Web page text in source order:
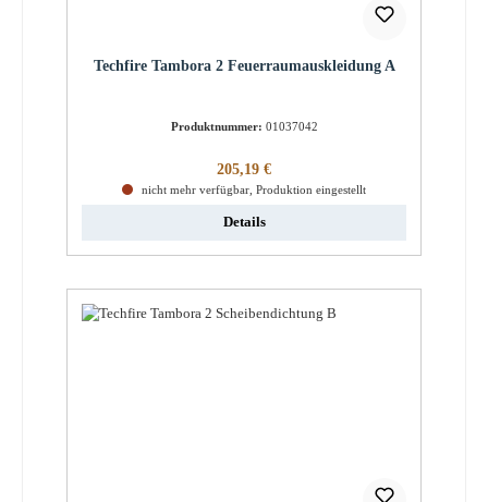
Techfire Tambora 2 Feuerraumauskleidung A
Produktnummer: 01037042
Regulärer Preis:
205,19 €
nicht mehr verfügbar, Produktion eingestellt
Details